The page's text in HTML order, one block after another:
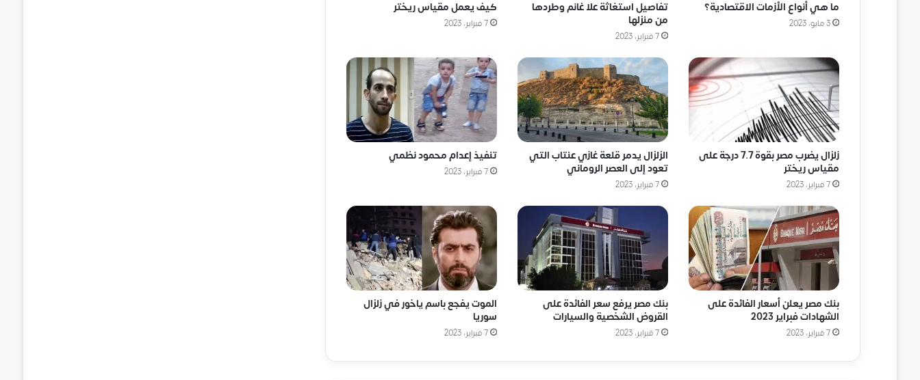
ما هي أنواع الأزمات الاقتصادية؟
3 مايو، 2023
تفاصيل استغاثة علا غانم وطردها
من منزلها
7 فبراير، 2023
كيف يعمل مقياس ريختر
7 فبراير، 2023
زلزال يضرب مصر بقوة 7.7 درجة على
مقياس ريختر
7 فبراير، 2023
الزلزال يدمر قلعة غازي عنتاب التي
تعود إلى العصر الروماني
7 فبراير، 2023
تنفيذ إعدام محمود نظمي
7 فبراير، 2023
بنك مصر يعلن أسعار الفائدة على
الشهادات فبراير 2023
7 فبراير، 2023
بنك مصر يرفع سعر الفائدة على
القروض الشخصية والسيارات
7 فبراير، 2023
الموت يفجع باسم ياخور في زلزال
سوريا
7 فبراير، 2023